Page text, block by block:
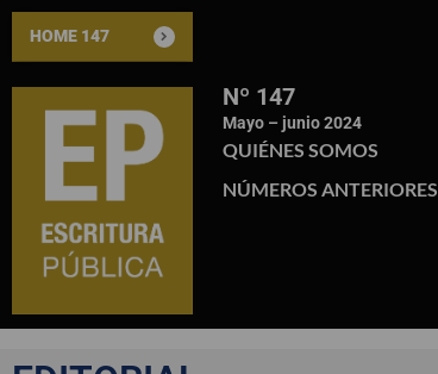
HOME 147
Nº 147
Mayo – junio 2024
QUIÉNES SOMOS
NÚMEROS ANTERIORES